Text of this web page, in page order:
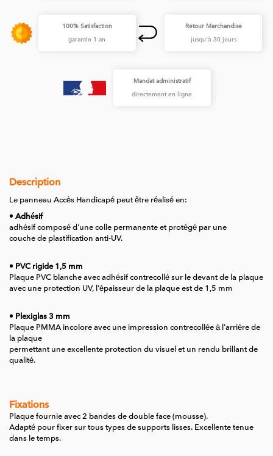
100% Satisfaction
garantie 1 an
Retour Marchandise
jusqu'à 30 jours
Mandat administratif
directement en ligne
Description
Le panneau Accès Handicapé peut être réalisé en:
• Adhésif
adhésif composé d'une colle permanente et protégé par une
couche de plastification anti-UV.
• PVC rigide 1,5 mm
Plaque PVC blanche avec adhésif contrecollé sur le devant de la plaque
avec une protection UV, l'épaisseur de la plaque est de 1,5 mm
• Plexiglas 3 mm
Plaque PMMA incolore avec une impression contrecollée à l'arrière de
la plaque
permettant une excellente protection du visuel et un rendu brillant de
qualité.
Fixations
Plaque fournie avec 2 bandes de double face (mousse).
Adapté pour fixer sur tous types de supports lisses. Excellente tenue
dans le temps.